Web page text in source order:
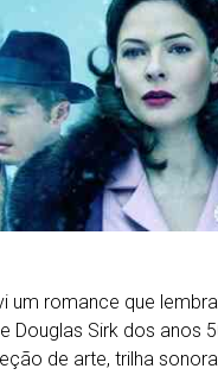
um romance que
Douglas Sirk dos anos
de arte, trilha